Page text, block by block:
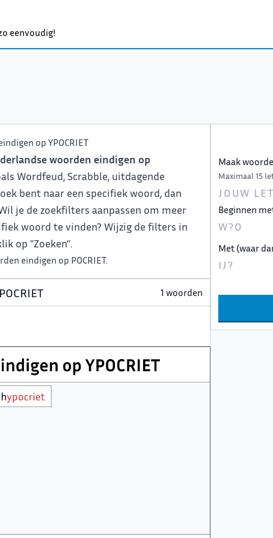
eenvoudig!
op YPOCRIET
woorden eindigen op
Wordfeud, Scrabble, uitdagende
bent naar een specifiek woord, dan
je de zoekfilters aanpassen om meer
woord te vinden? Wijzig de filters in
op "Zoeken".
eindigen op POCRIET.
1 woorden
Maak
Maximaal 15
Beginnen
Met (waar